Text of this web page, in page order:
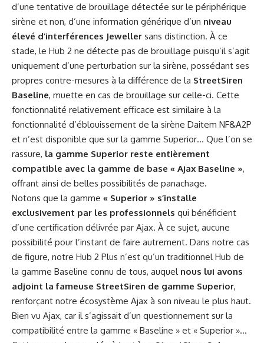
d’une tentative de brouillage détectée sur le périphérique
sirène et non, d’une information générique d’un niveau
élevé d’interférences Jeweller sans distinction. À ce
stade, le Hub 2 ne détecte pas de brouillage puisqu’il s’agit
uniquement d’une perturbation sur la sirène, possédant ses
propres contre-mesures à la différence de la StreetSiren
Baseline, muette en cas de brouillage sur celle-ci. Cette
fonctionnalité relativement efficace est similaire à la
fonctionnalité d’éblouissement de la sirène Daitem NF&A2P
et n’est disponible que sur la gamme Superior… Que l’on se
rassure, la gamme Superior reste entièrement
compatible avec la gamme de base « Ajax Baseline »,
offrant ainsi de belles possibilités de panachage.
Notons que la gamme « Superior » s’installe
exclusivement par les professionnels qui bénéficient
d’une certification délivrée par Ajax. À ce sujet, aucune
possibilité pour l’instant de faire autrement. Dans notre cas
de figure, notre Hub 2 Plus n’est qu’un traditionnel Hub de
la gamme Baseline connu de tous, auquel nous lui avons
adjoint la fameuse StreetSiren de gamme Superior,
renforçant notre écosystème Ajax à son niveau le plus haut.
Bien vu Ajax, car il s’agissait d’un questionnement sur la
compatibilité entre la gamme « Baseline » et « Superior »…